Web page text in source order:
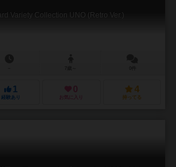
Variety Collection UNO (Retro Ver.)
1
経験あり
0
お気に入り
4
持ってる